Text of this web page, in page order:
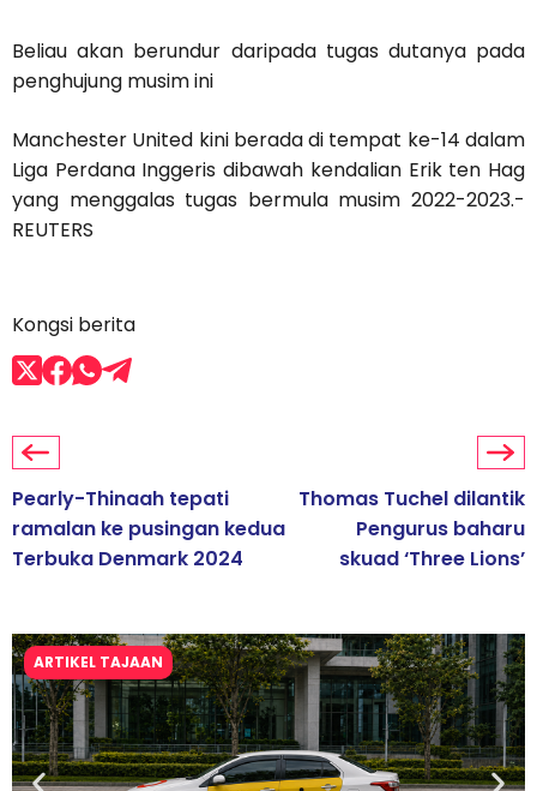
Beliau akan berundur daripada tugas dutanya pada
penghujung musim ini
Manchester United kini berada di tempat ke-14 dalam
Liga Perdana Inggeris dibawah kendalian Erik ten Hag
yang menggalas tugas bermula musim 2022-2023.-
REUTERS
Kongsi berita
Pearly-Thinaah tepati
ramalan ke pusingan kedua
Terbuka Denmark 2024
Thomas Tuchel dilantik
Pengurus baharu
skuad ‘Three Lions’
ARTIKEL TAJAAN